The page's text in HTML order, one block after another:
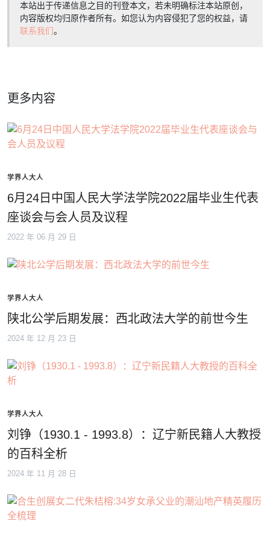
本站出于传递信息之目的刊登本文，若未明确标注本站原创，
内容版权均归原作者所有。如您认为内容侵犯了您的权益，请
联系我们。
更多内容
学界人大人
6月24日中国人民大学法学院2022届毕业生代表
座谈会与会人员及议程
2022 年 06 月 29 日
学界人大人
陕北公学后期发展：西北政法大学的前世今生
2024 年 12 月 23 日
学界人大人
刘铮（1930.1 - 1993.8）：辽宁新民籍人大教授
的百科全析
2024 年 11 月 28 日